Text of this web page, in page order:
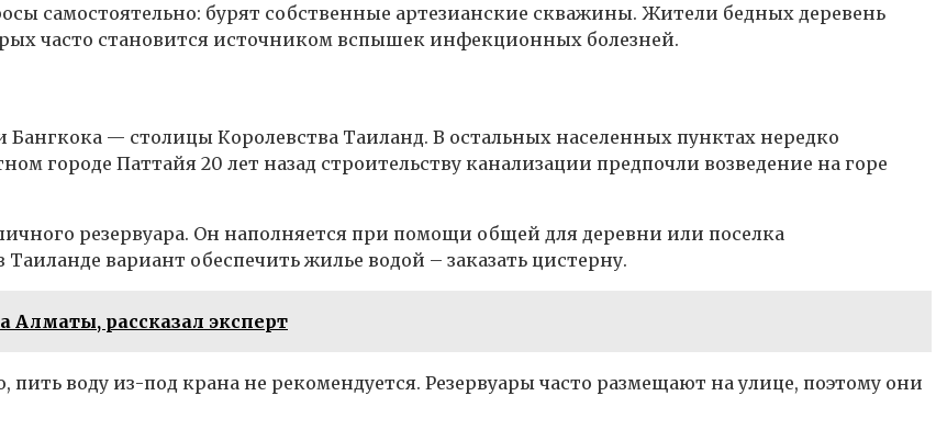
самостоятельно: бурят собственные артезианские скважины. Жители бедных деревень
часто становится источником вспышек инфекционных болезней.
— столицы Королевства Таиланд. В остальных населенных пунктах нередко
городе Паттайя 20 лет назад строительству канализации предпочли возведение на горе
резервуара. Он наполняется при помощи общей для деревни или поселка
вариант обеспечить жилье водой – заказать цистерну.
Алматы, рассказал эксперт
воду из-под крана не рекомендуется. Резервуары часто размещают на улице, поэтому они